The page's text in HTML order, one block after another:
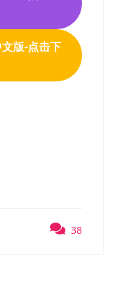
版-点击下
38